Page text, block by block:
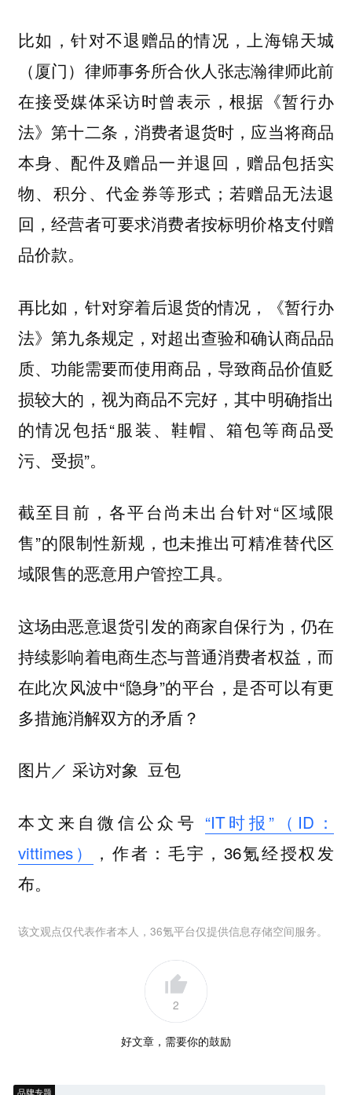
比如，针对不退赠品的情况，上海锦天城
（厦门）律师事务所合伙人张志瀚律师此前
在接受媒体采访时曾表示，根据《暂行办
法》第十二条，消费者退货时，应当将商品
本身、配件及赠品一并退回，赠品包括实
物、积分、代金券等形式；若赠品无法退
回，经营者可要求消费者按标明价格支付赠
品价款。
再比如，针对穿着后退货的情况，《暂行办
法》第九条规定，对超出查验和确认商品品
质、功能需要而使用商品，导致商品价值贬
损较大的，视为商品不完好，其中明确指出
的情况包括“服装、鞋帽、箱包等商品受
污、受损”。
截至目前，各平台尚未出台针对“区域限
售”的限制性新规，也未推出可精准替代区
域限售的恶意用户管控工具。
这场由恶意退货引发的商家自保行为，仍在
持续影响着电商生态与普通消费者权益，而
在此次风波中“隐身”的平台，是否可以有更
多措施消解双方的矛盾？
图片／ 采访对象 豆包
本文来自微信公众号 “IT时报”（ID：
vittimes）
，作者：毛宇，36氪经授权发
布。
该文观点仅代表作者本人，36氪平台仅提供信息存储空间服务。
2
好文章，需要你的鼓励
品牌专题